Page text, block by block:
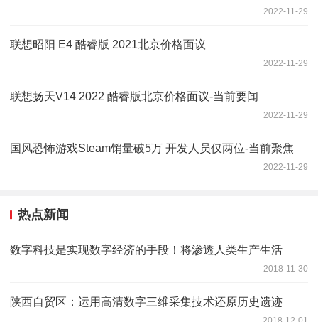
2022-11-29
联想昭阳 E4 酷睿版 2021北京价格面议
2022-11-29
联想扬天V14 2022 酷睿版北京价格面议-当前要闻
2022-11-29
国风恐怖游戏Steam销量破5万 开发人员仅两位-当前聚焦
2022-11-29
热点新闻
数字科技是实现数字经济的手段！将渗透人类生产生活
2018-11-30
陕西自贸区：运用高清数字三维采集技术还原历史遗迹